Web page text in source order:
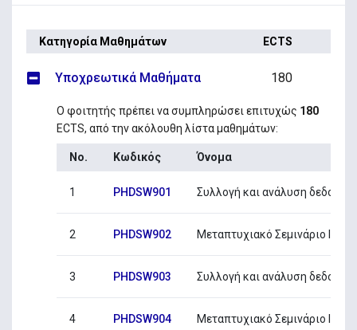
Κατηγορία Μαθημάτων ECTS
Υποχρεωτικά Μαθήματα 180
Ο φοιτητής πρέπει να συμπληρώσει επιτυχώς 180
ECTS, από την ακόλουθη λίστα μαθημάτων:
No. Κωδικός Όνομα
1 PHDSW901 Συλλογή και ανάλυση
2 PHDSW902 Μεταπτυχιακό Σεμινάριο I
3 PHDSW903 Συλλογή και ανάλυση
4 PHDSW904 Μεταπτυχιακό Σεμινάριο II